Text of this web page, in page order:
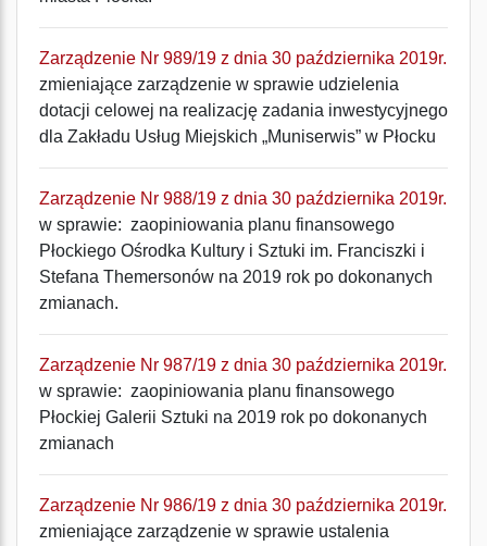
Zarządzenie Nr 989/19 z dnia 30 października 2019r.
zmieniające zarządzenie w sprawie udzielenia
dotacji celowej na realizację zadania inwestycyjnego
dla Zakładu Usług Miejskich „Muniserwis” w Płocku
Zarządzenie Nr 988/19 z dnia 30 października 2019r.
w sprawie: zaopiniowania planu finansowego
Płockiego Ośrodka Kultury i Sztuki im. Franciszki i
Stefana Themersonów na 2019 rok po dokonanych
zmianach.
Zarządzenie Nr 987/19 z dnia 30 października 2019r.
w sprawie: zaopiniowania planu finansowego
Płockiej Galerii Sztuki na 2019 rok po dokonanych
zmianach
Zarządzenie Nr 986/19 z dnia 30 października 2019r.
zmieniające zarządzenie w sprawie ustalenia